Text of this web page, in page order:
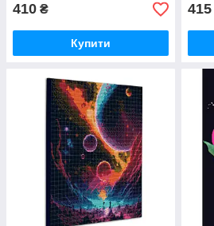
410 ₴
Купити
415